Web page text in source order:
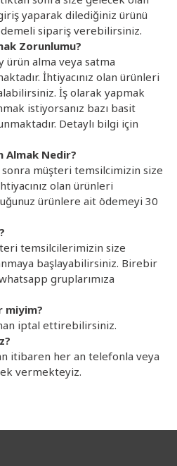
yaparak dilediğiniz ürünü
sipariş verebilirsiniz.
Zorunlumu?
ürün alma veya satma
İhtiyacınız olan ürünleri
İş olarak yapmak
istiyorsanız bazı basit
Detaylı bilgi için
Almak Nedir?
sonra müşteri temsilcimizin size
olan ürünleri
ürünlere ait ödemeyi 30
temsilcilerimizin size
başlayabilirsiniz. Birebir
gruplarımıza
miyim?
iptal ettirebilirsiniz.
itibaren her an telefonla veya
vermekteyiz.